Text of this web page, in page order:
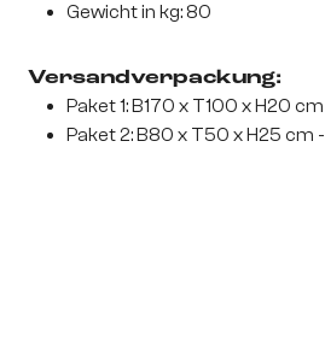
Gewicht in kg: 80
Versandverpackung:
Paket 1: B170 x T100 x H20
Paket 2: B80 x T50 x H25 cm -